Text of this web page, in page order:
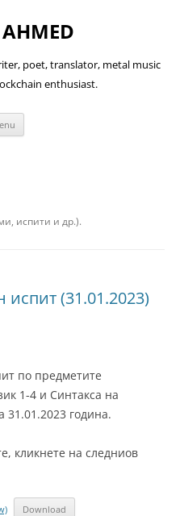
poet, translator, metal music
enthusiast.
испити и др.).
испит (31.01.2023)
по предметите
1-4 и Синтакса на
31.01.2023 година.
кликнете на следниов
Download